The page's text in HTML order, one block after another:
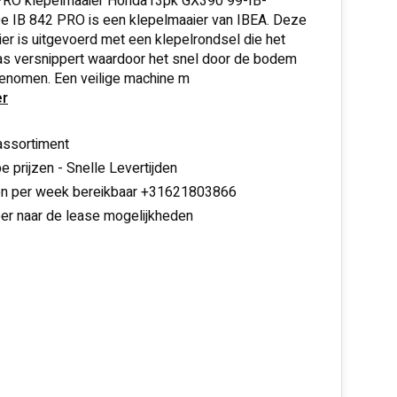
IB 842 PRO is een klepelmaaier van IBEA. Deze
is uitgevoerd met een klepelrondsel die het
versnippert waardoor het snel door de bodem
Een veilige machine m
prijzen - Snelle Levertijden
per week bereikbaar +31621803866
naar de lease mogelijkheden